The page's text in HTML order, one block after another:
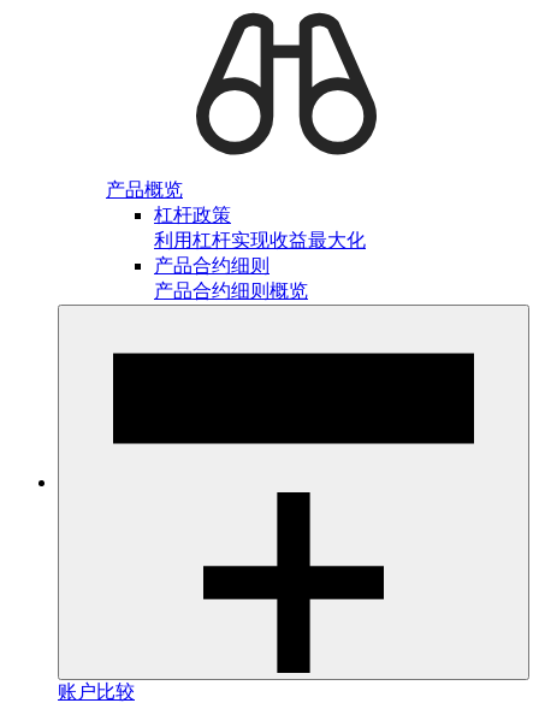
产品概览
杠杆政策
利用杠杆实现收益最大化
产品合约细则
产品合约细则概览
账户比较